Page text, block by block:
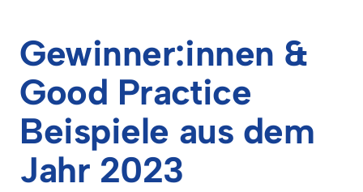
Gewinner:innen &
Good Practice
Beispiele aus dem
Jahr 2023